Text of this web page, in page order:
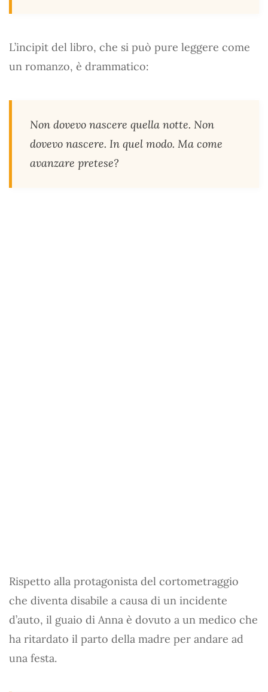
L’incipit del libro, che si può pure leggere come
un romanzo, è drammatico:
Non dovevo nascere quella notte. Non
dovevo nascere. In quel modo. Ma come
avanzare pretese?
Rispetto alla protagonista del cortometraggio
che diventa disabile a causa di un incidente
d’auto, il guaio di Anna è dovuto a un medico che
ha ritardato il parto della madre per andare ad
una festa.